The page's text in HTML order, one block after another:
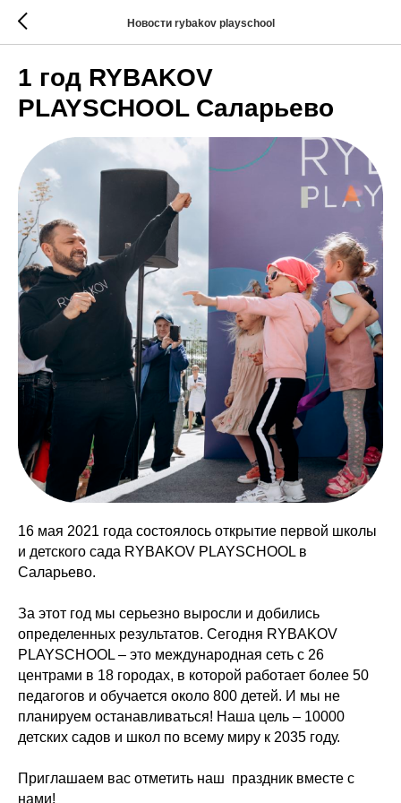
Новости rybakov playschool
1 год RYBAKOV
PLAYSCHOOL Саларьево
16 мая 2021 года состоялось открытие первой школы
и детского сада RYBAKOV PLAYSCHOOL в
Саларьево.
За этот год мы серьезно выросли и добились
определенных результатов. Сегодня RYBAKOV
PLAYSCHOOL – это международная сеть с 26
центрами в 18 городах, в которой работает более 50
педагогов и обучается около 800 детей. И мы не
планируем останавливаться! Наша цель – 10000
детских садов и школ по всему миру к 2035 году.
Приглашаем вас отметить наш праздник вместе с
нами!